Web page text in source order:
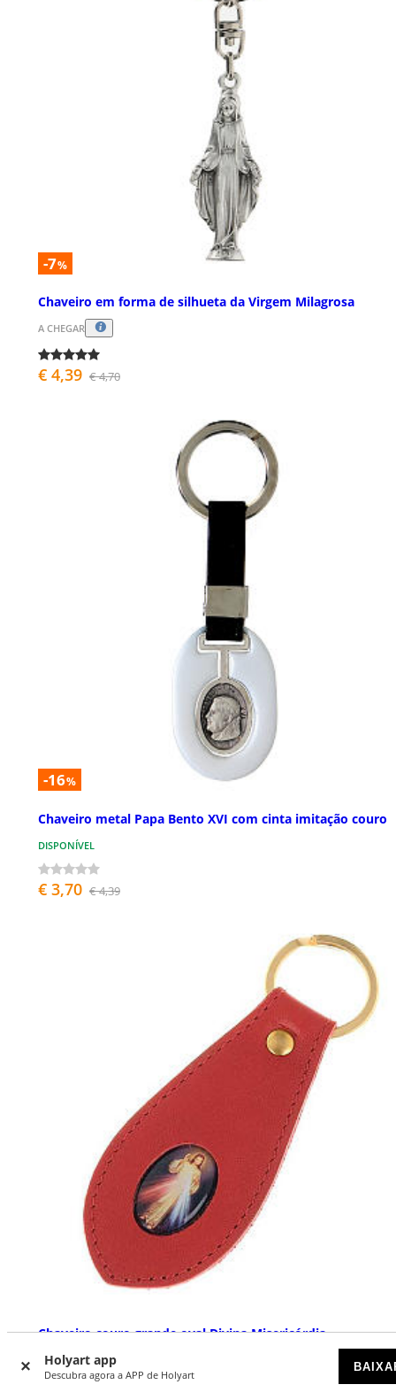
Holyart app
Descubra agora a APP de Holyart
-7%
Chaveiro em forma de silhueta da Virgem Milagrosa
A CHEGAR
€ 4,39 € 4,70
-16%
Chaveiro metal Papa Bento XVI com cinta imitação couro
DISPONÍVEL
€ 3,70 € 4,39
Chaveiro couro grande oval Divina Misericórdia
DISPONÍVEL